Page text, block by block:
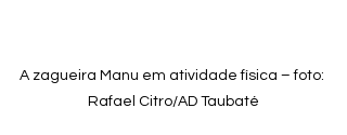
A zagueira Manu em atividade física – foto:
Rafael Citro/AD Taubaté